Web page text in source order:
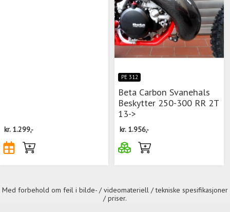
kr. 1.299,-
PE 312
Beta Carbon Svanehals
Beskytter 250-300 RR 2T
13->
kr. 1.956,-
Med forbehold om feil i bilde- / videomateriell / tekniske spesifikasjoner
/ priser.